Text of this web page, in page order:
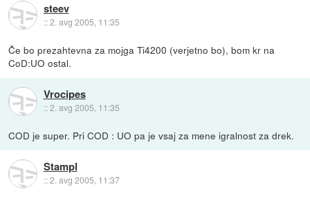
steev
::2. avg 2005, 11:35
Če bo prezahtevna za mojga Ti4200 (verjetno bo), bom kr na
CoD:UO ostal.
Vrocipes
::2. avg 2005, 11:35
COD je super. Pri COD : UO pa je vsaj za mene igralnost za drek.
Stampl
::2. avg 2005, 11:37